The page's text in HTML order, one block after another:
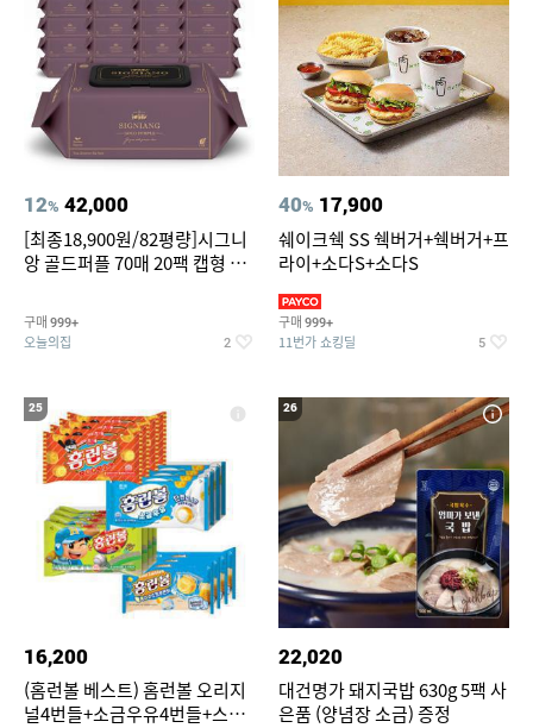
12% 42,000
[최종18,900원/82평량]시그니
앙 골드퍼플 70매 20팩 캡형 아
구매 999+
오늘의집 2
40% 17,900
쉐이크쉑 SS 쉑버거+쉑버거+프
라이+소다S+소다S
구매 999+
11번가 쇼킹딜 5
25
16,200
(홈런볼 베스트) 홈런볼 오리지
널4번들+소금우유4번들+스윗
26
22,020
대건명가 돼지국밥 630g 5팩 사
은품 (양념장 소금) 증정